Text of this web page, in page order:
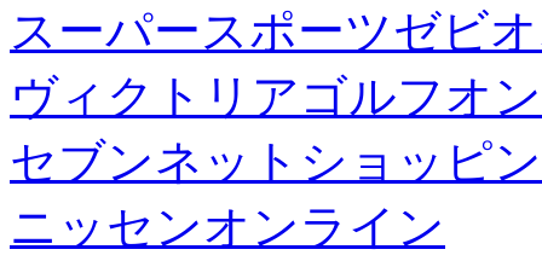
スーパースポーツゼビ
ヴィクトリアゴルフオ
セブンネットショッピ
ニッセンオンライン